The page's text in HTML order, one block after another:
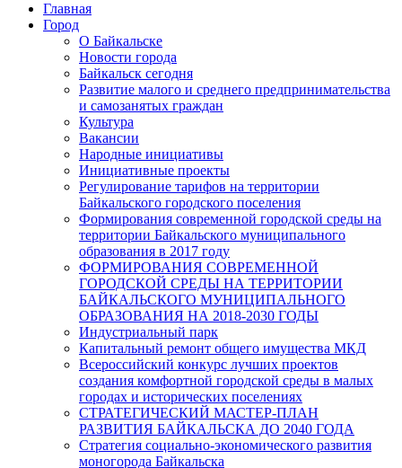
Главная
Город
О Байкальске
Новости города
Байкальск сегодня
Развитие малого и среднего предпринимательства
и самозанятых граждан
Культура
Вакансии
Народные инициативы
Инициативные проекты
Регулирование тарифов на территории
Байкальского городского поселения
Формирования современной городской среды на
территории Байкальского муниципального
образования в 2017 году
ФОРМИРОВАНИЯ СОВРЕМЕННОЙ
ГОРОДСКОЙ СРЕДЫ НА ТЕРРИТОРИИ
БАЙКАЛЬСКОГО МУНИЦИПАЛЬНОГО
ОБРАЗОВАНИЯ НА 2018-2030 ГОДЫ
Индустриальный парк
Капитальный ремонт общего имущества МКД
Всероссийский конкурс лучших проектов
создания комфортной городской среды в малых
городах и исторических поселениях
СТРАТЕГИЧЕСКИЙ МАСТЕР-ПЛАН
РАЗВИТИЯ БАЙКАЛЬСКА ДО 2040 ГОДА
Стратегия социально-экономического развития
моногорода Байкальска